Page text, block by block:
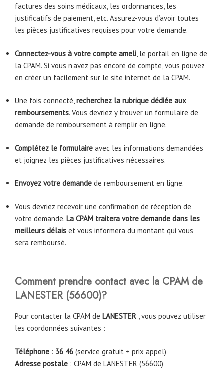
factures des soins médicaux, les ordonnances, les
justificatifs de paiement, etc. Assurez-vous d’avoir toutes
les pièces justificatives requises pour votre demande.
Connectez-vous à votre compte ameli, le portail en ligne de
la CPAM. Si vous n’avez pas encore de compte, vous pouvez
en créer un facilement sur le site internet de la CPAM.
Une fois connecté,recherchez la rubrique dédiée aux
remboursements. Vous devriez y trouver un formulaire de
demande de remboursement à remplir en ligne.
Complétez le formulaire avec les informations demandées
et joignez les pièces justificatives nécessaires.
Envoyez votre demande de remboursement en ligne.
Vous devriez recevoir une confirmation de réception de
votre demande. La CPAM traitera votre demande dans les
meilleurs délais et vous informera du montant qui vous
sera remboursé.
Comment prendre contact avec la CPAM de
LANESTER (56600)?
Pour contacter la CPAM de LANESTER , vous pouvez utiliser
les coordonnées suivantes :
Téléphone : 36 46 (service gratuit + prix appel)
Adresse postale : CPAM de LANESTER (56600)